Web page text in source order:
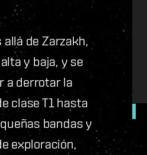
de Zarzakh,
y baja, y se
a derrotar la
clase T1 hasta
bandas y
exploración,